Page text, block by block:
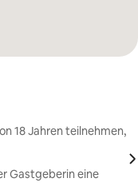
18 Jahren teilnehmen,
Gastgeberin eine